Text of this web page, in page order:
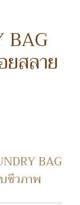
BAG
สลาย
BAG
ชีวภาพ